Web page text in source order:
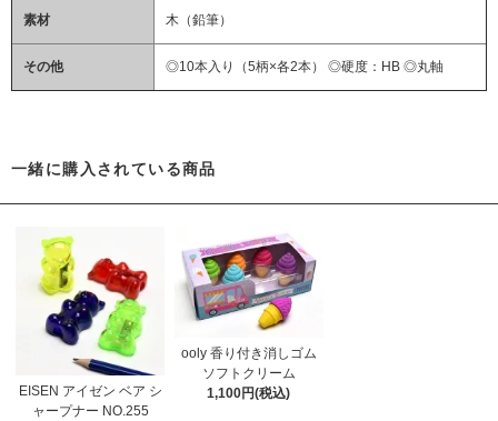
素材 木（鉛筆）
その他 ◎10本入り（5柄×各2本） ◎硬度：HB ◎丸軸
一緒に購入されている商品
EISEN アイゼン ベア シ
ャープナー NO.255
ooly 香り付き消しゴム
ソフトクリーム
1,100円(税込)